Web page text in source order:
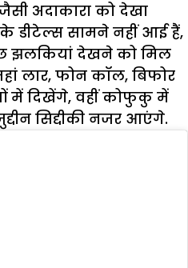
अदाकारा को देखा
डीटेल्स सामने नहीं आई हैं,
झलकियां देखने को मिल
लार, फोन कॉल, बिफोर
में दिखेंगे, वहीं कोफुकु में
सिद्दीकी नजर आएंगे.